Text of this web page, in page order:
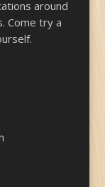
around
Come try a